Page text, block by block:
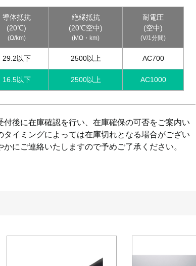
導体抵抗
(20℃)
(Ω/km)
絶縁抵抗
(20℃空中)
(MΩ・km)
耐電圧
(空中)
(V/1分間)
29.2以下 2500以上 AC700
16.5以下 2500以上 AC1000
後に在庫確認を行い、在庫確保の可否をご案内い
タイミングによっては在庫切れとなる場合がござい
かにご連絡いたしますので予めご了承ください。